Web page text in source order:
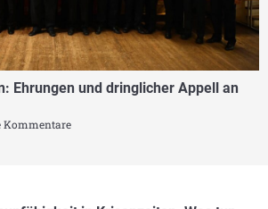
Ehrungen und dringlicher Appell an
Kommentare